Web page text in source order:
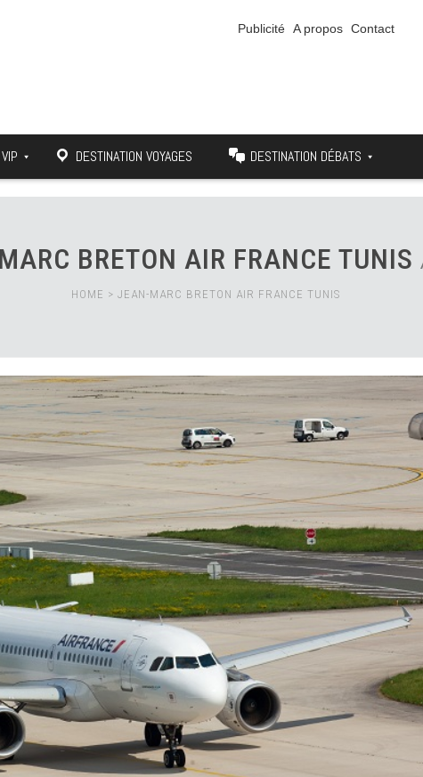
Publicité A propos Contact
DESTINATION VOYAGES DESTINATION DÉBATS
BRETON AIR FRANCE TUNIS
HOME > JEAN-MARC BRETON AIR FRANCE TUNIS